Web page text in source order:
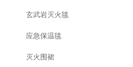
玄武岩灭火毯
应急保温毯
灭火围裙